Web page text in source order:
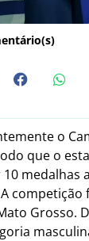
o
que o
medalhas
competição
Grosso.